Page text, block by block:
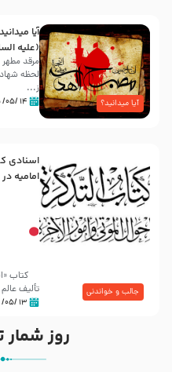
آیا میدانید؟
آیا
(علیه
مرقد مطهر
لحظه
ز...
۱۴ /۰۵/ ۱۴۰۵
جالب و خواندنی
اسنادی
امامیه در قرن ۶
کتاب
تألیف
۱۳ /۰۵/ ۱۴۰۵
روز شمار